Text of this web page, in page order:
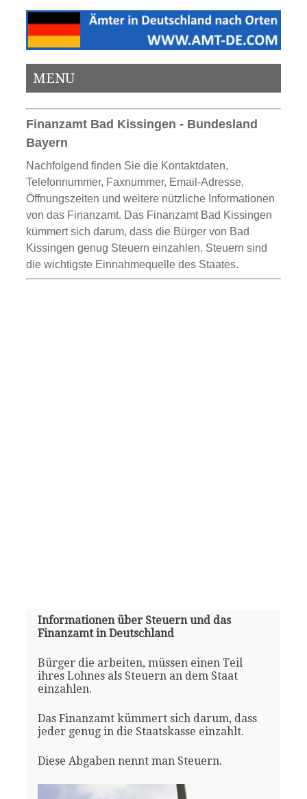
MENU
Finanzamt Bad Kissingen - Bundesland
Bayern
Nachfolgend finden Sie die Kontaktdaten,
Telefonnummer, Faxnummer, Email-Adresse,
Öffnungszeiten und weitere nützliche Informationen
von das Finanzamt. Das Finanzamt Bad Kissingen
kümmert sich darum, dass die Bürger von Bad
Kissingen genug Steuern einzahlen. Steuern sind
die wichtigste Einnahmequelle des Staates.
Informationen über Steuern und das
Finanzamt in Deutschland
Bürger die arbeiten, müssen einen Teil
ihres Lohnes als Steuern an dem Staat
einzahlen.
Das Finanzamt kümmert sich darum, dass
jeder genug in die Staatskasse einzahlt.
Diese Abgaben nennt man Steuern.